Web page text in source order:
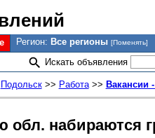
Регион: Все регионы [Поменять]
Искать объявления
Подольск>> Работа>> Вакансии
обл. набираются